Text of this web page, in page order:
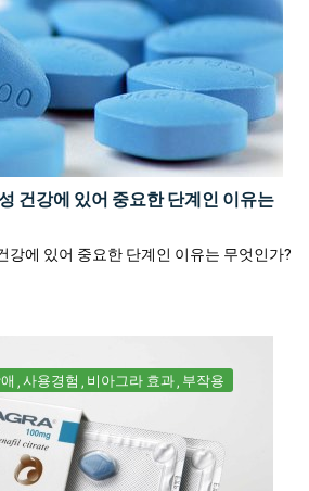
건강에 있어 중요한 단계인 이유는
강에 있어 중요한 단계인 이유는 무엇인가?
사용경험 비아그라 효과 부작용